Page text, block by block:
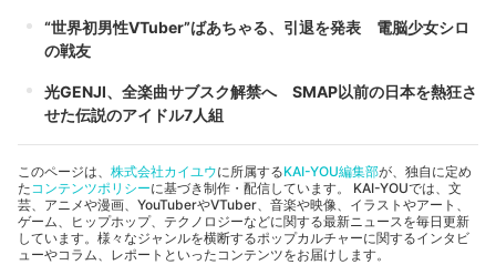
“世界初男性VTuber”ばあちゃる、引退を発表 電脳少女シロ
の戦友
光GENJI、全楽曲サブスク解禁へ SMAP以前の日本を熱狂さ
せた伝説のアイドル7人組
このページは、 株式会社カイユウに所属するKAI-YOU編集部が、独自に定め
たコンテンツポリシーに基づき制作・配信しています。 KAI-YOUでは、文
芸、アニメや漫画、YouTuberやVTuber、音楽や映像、イラストやアート、
ゲーム、ヒップホップ、テクノロジーなどに関する最新ニュースを毎日更新
しています。様々なジャンルを横断するポップカルチャーに関するインタビ
ューやコラム、レポートといったコンテンツをお届けします。